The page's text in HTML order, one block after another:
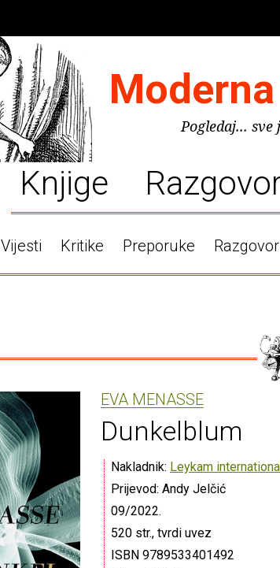
Pogledaj...
Knjige
Vijesti Kritike Preporuke
EVA MENASSE
Dunkelblum
Nakladnik: Leykam
Prijevod: Andy Jelčić
09/2022.
520 str., tvrdi uvez
ISBN 9789533401492